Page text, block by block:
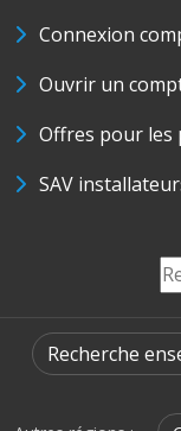
Connexion
Ouvrir un
Offres pour les
SAV
Recherche